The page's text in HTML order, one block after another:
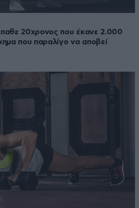
20χρονος που έκανε 2.000
που παραλίγο να αποβεί